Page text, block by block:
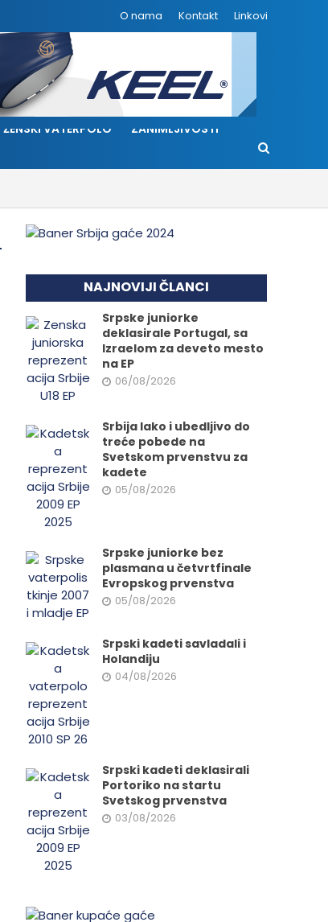
O nama Kontakt Linkovi
ŽENSKI VATERPOLO ZANIMLJIVOSTI
NAJNOVIJI ČLANCI
Srpske juniorke
deklasirale Portugal, sa
Izraelom za deveto mesto
na EP
06/08/2026
Srbija lako i ubedljivo do
treće pobede na
Svetskom prvenstvu za
kadete
05/08/2026
Srpske juniorke bez
plasmana u četvrtfinale
Evropskog prvenstva
05/08/2026
Srpski kadeti savladali i
Holandiju
04/08/2026
Srpski kadeti deklasirali
Portoriko na startu
Svetskog prvenstva
03/08/2026